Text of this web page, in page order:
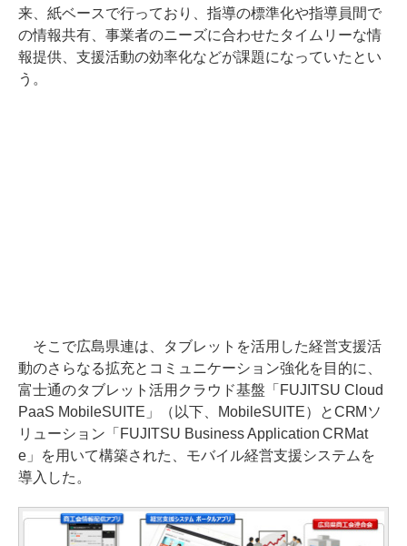
来、紙ベースで行っており、指導の標準化や指導員間で
の情報共有、事業者のニーズに合わせたタイムリーな情
報提供、支援活動の効率化などが課題になっていたとい
う。
そこで広島県連は、タブレットを活用した経営支援活
動のさらなる拡充とコミュニケーション強化を目的に、
富士通のタブレット活用クラウド基盤「FUJITSU Cloud
PaaS MobileSUITE」（以下、MobileSUITE）とCRMソ
リューション「FUJITSU Business Application CRMat
e」を用いて構築された、モバイル経営支援システムを
導入した。